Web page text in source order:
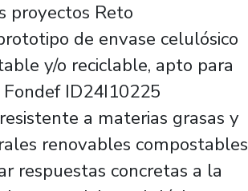
proyectos Reto
de envase celulósico
y/o reciclable, apto para
ID24I10225
a materias grasas y
renovables compostables
respuestas concretas a la